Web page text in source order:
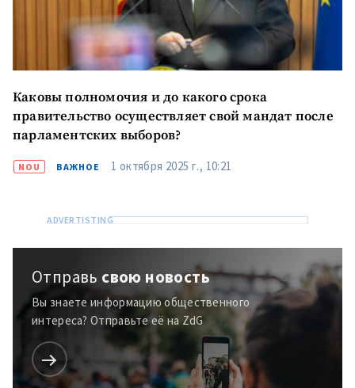
Каковы полномочия и до какого срока
правительство осуществляет свой мандат после
парламентских выборов?
NOU ВАЖНОЕ 1 октября 2025 г., 10:21
Отправь свою новость
Вы знаете информацию общественного
интереса? Отправьте её на ZdG
МОЯ НОВОСТЬ
Заголовок новости
+ Добавить
заголовок
Фотография
+ Загрузить
изображение